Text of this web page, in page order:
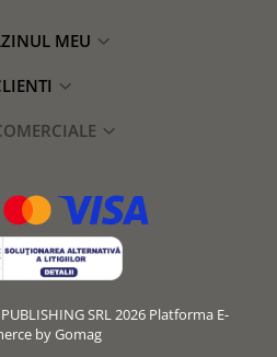
MEU
SRL 2026 Platforma E-
by Gomag